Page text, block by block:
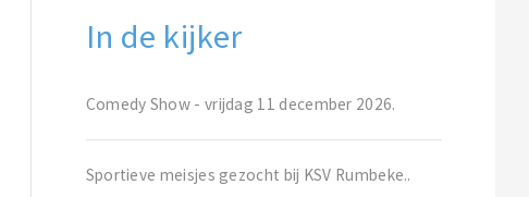
In de kijker
Comedy Show - vrijdag 11 december 2026.
Sportieve meisjes gezocht bij KSV Rumbeke..